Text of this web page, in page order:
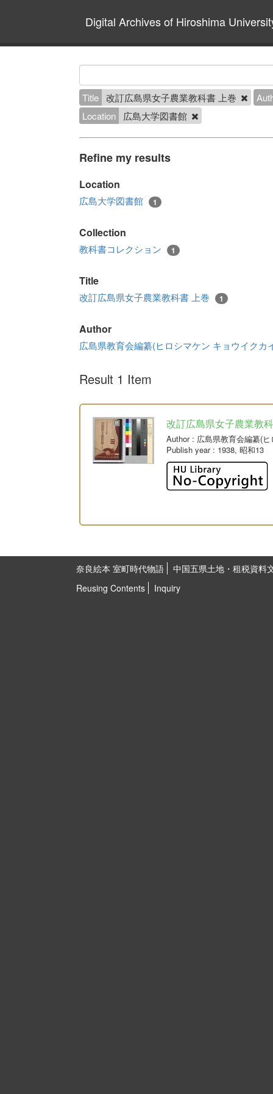
Digital Archives of Hiroshima
Title 改訂広島県女子農業教科書 上巻
Location
広島大学図書館
Refine my results
Location
広島大学図書館 1
Collection
教科書コレクション 1
Title
改訂広島県女子農業教科書 上巻 1
Author
広島県教育会編纂(ヒロシマケン キョウイクカ
Result 1 Item
改訂広島県女子農業教
Author: 広島県教育会編纂(
Publish year: 1938, 昭和13
奈良絵本 室町時代物語
中国五県土地・租税資料
Reusing Contents
Inquiry